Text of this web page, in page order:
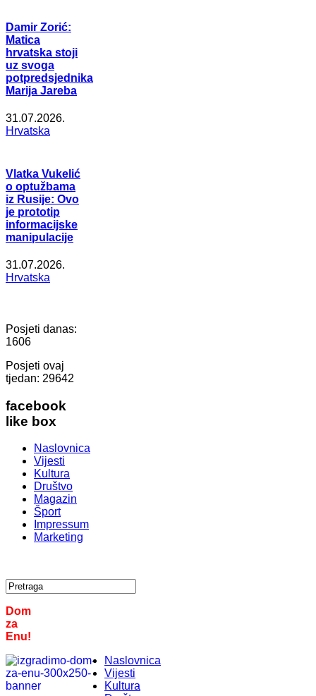
Damir Zorić:
Matica
hrvatska stoji
uz svoga
potpredsjednika
Marija Jareba
31.07.2026.
Hrvatska
Vlatka Vukelić
o optužbama
iz Rusije: Ovo
je prototip
informacijske
manipulacije
31.07.2026.
Hrvatska
Posjeti danas:
1606
Posjeti ovaj
tjedan: 29642
facebook
like box
Naslovnica
Vijesti
Kultura
Društvo
Magazin
Šport
Impressum
Marketing
Dom
za
Enu!
Naslovnica
Vijesti
Kultura